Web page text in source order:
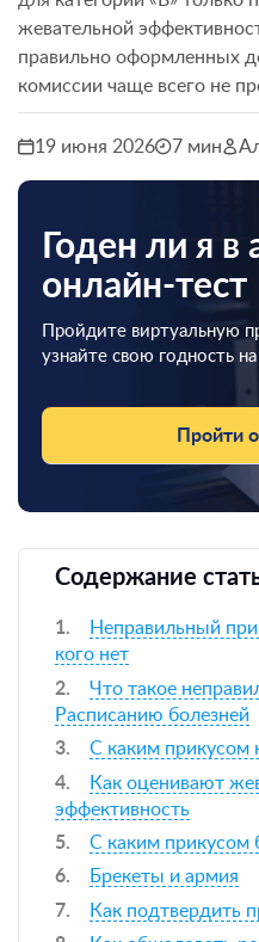
жевательной
правильно оформленных
комиссии чаще всего не
19 июня 2026 7 мин
Годен ли я
онлайн-тест
Пройдите виртуальную
узнайте свою годность
Пройти
Содержание
Неправильный
кого нет
Что такое
Расписанию болезней
С каким прикусом
Как оценивают
эффективность
С каким прикусом
Брекеты и армия
Как подтвердить